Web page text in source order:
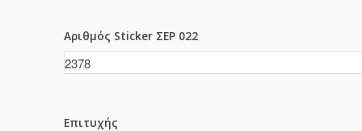
Αριθμός Sticker ΣΕΡ 022
Επιτυχής